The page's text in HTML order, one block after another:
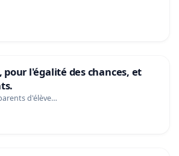
pour l'égalité des chances, et
d'élève…